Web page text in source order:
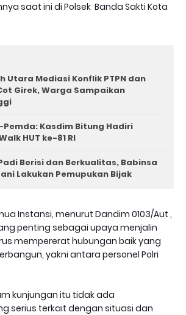
saat ini di Polsek Banda Sakti Kota
Utara Mediasi Konflik PTPN dan
Girek, Warga Sampaikan
Pemda: Kasdim Bitung Hadiri
HUT ke-81 RI
Berisi dan Berkualitas, Babinsa
Lakukan Pemupukan Bijak
Instansi, menurut Dandim 0103/Aut ,
penting sebagai upaya menjalin
mempererat hubungan baik yang
yakni antara personel Polri
kunjungan itu tidak ada
serius terkait dengan situasi dan